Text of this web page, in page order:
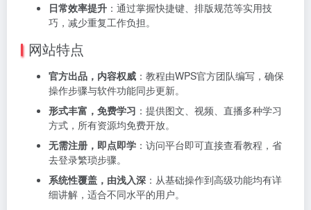
日常效率提升 ：通过掌握快捷键、排版规范等实用技
巧，减少重复工作负担。
网站特点
官方出品，内容权威 ：教程由WPS官方团队编写，确保
操作步骤与软件功能同步更新。
形式丰富，免费学习 ：提供图文、视频、直播多种学习
方式，所有资源均免费开放。
无需注册，即点即学 ：访问平台即可直接查看教程，省
去登录繁琐步骤。
系统性覆盖，由浅入深 ：从基础操作到高级功能均有详
细讲解，适合不同水平的用户。